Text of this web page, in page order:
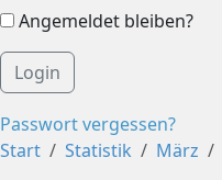
Angemeldet bleiben?
Login
Passwort vergessen?
Start
Statistik März